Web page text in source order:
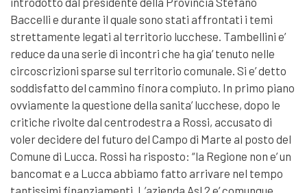
Baccelli e durante il quale sono stati affrontati i temi
strettamente legati al territorio lucchese. Tambellini e’
reduce da una serie di incontri che ha gia’ tenuto nelle
circoscrizioni sparse sul territorio comunale. Si e’ detto
soddisfatto del cammino finora compiuto. In primo piano
ovviamente la questione della sanita’ lucchese, dopo le
critiche rivolte dal centrodestra a Rossi, accusato di
voler decidere del futuro del Campo di Marte al posto del
Comune di Lucca. Rossi ha risposto: “la Regione non e’ un
bancomat e a Lucca abbiamo fatto arrivare nel tempo
tantissimi finanziamenti. L’azienda Asl 2 e’ comunque